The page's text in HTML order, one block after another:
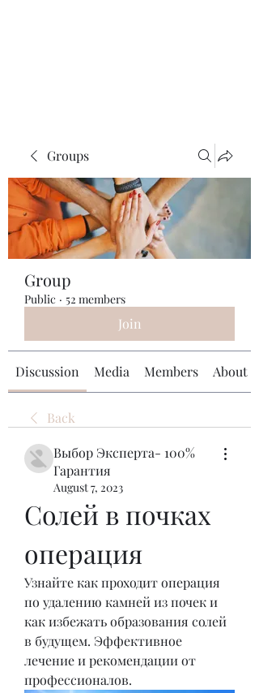
Groups
Group
Public · 52 members
Join
Discussion Media Members About
Back
Выбор Эксперта- 100%
Гарантия
August 7, 2023
Солей в почках
операция
Узнайте как проходит операция
по удалению камней из почек и
как избежать образования солей
в будущем. Эффективное
лечение и рекомендации от
профессионалов.